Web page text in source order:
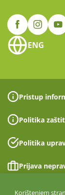
ENG
Pristup
Politika
Politika
Prijava
Izjava o
Korištenjem